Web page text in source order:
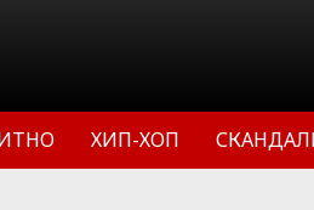
ХИП-ХОП
му Мартина хич не
Трифонов да
милионите!,
на Мартина е